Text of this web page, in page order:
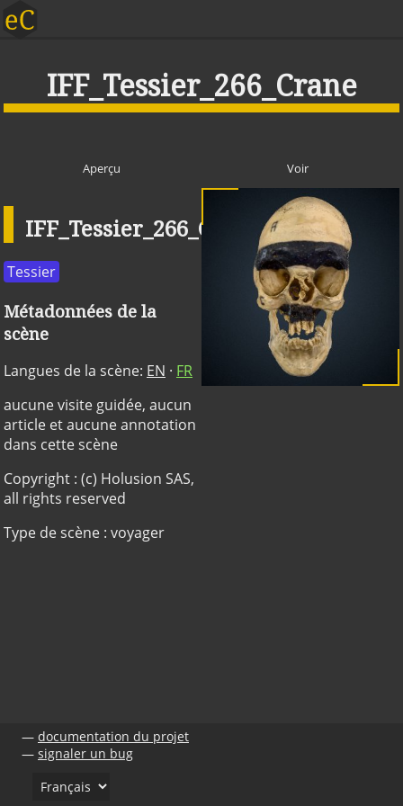
IFF_Tessier_266_Crane
Aperçu Voir
IFF_Tessier_266_Crane Publique
Tessier
Métadonnées de la
scène
Langues de la scène: EN · FR
aucune visite guidée, aucun
article et aucune annotation
dans cette scène
Copyright : (c) Holusion SAS,
all rights reserved
Type de scène : voyager
documentation du projet
signaler un bug